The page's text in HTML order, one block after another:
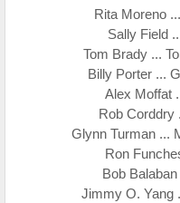
Rita Moreno
Sally Field
Tom Brady ...
Billy Porter ...
Alex Moffat
Rob Corddry
Glynn Turman ...
Ron
Bob
Jimmy O. Yang